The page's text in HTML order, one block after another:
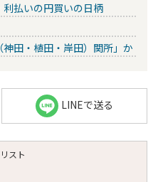
払いの円買いの日柄
田・植田・岸田）関所」か
LINEで送る
スト